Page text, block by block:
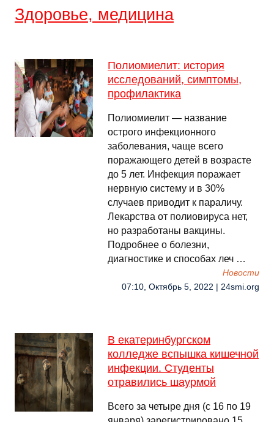
Здоровье, медицина
Полиомиелит: история
исследований, симптомы,
профилактика
Полиомиелит — название
острого инфекционного
заболевания, чаще всего
поражающего детей в возрасте
до 5 лет. Инфекция поражает
нервную систему и в 30%
случаев приводит к параличу.
Лекарства от полиовируса нет,
но разработаны вакцины.
Подробнее о болезни,
диагностике и способах леч …
Новости
07:10, Октябрь 5, 2022 | 24smi.org
В екатеринбургском
колледже вспышка кишечной
инфекции. Студенты
отравились шаурмой
Всего за четыре дня (с 16 по 19